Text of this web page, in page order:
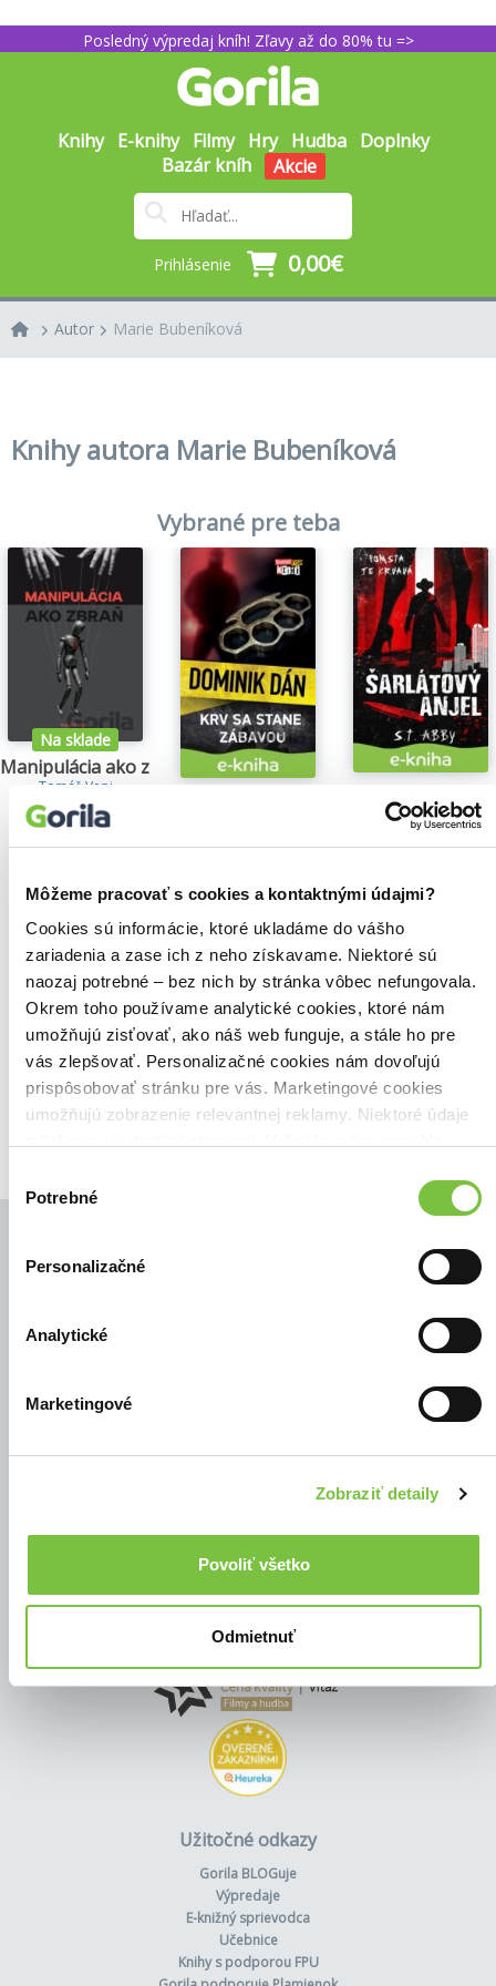
Môžeme pracovať s cookies a kontaktnými údajmi?
Cookies sú informácie, ktoré ukladáme do vášho
zariadenia a zase ich z neho získavame. Niektoré sú
naozaj potrebné – bez nich by stránka vôbec nefungovala.
Okrem toho používame analytické cookies, ktoré nám
umožňujú zisťovať, ako náš web funguje, a stále ho pre
vás zlepšovať. Personalizačné cookies nám dovoľujú
prispôsobovať stránku pre vás. Marketingové cookies
umožňujú zobrazenie relevantnej reklamy. Niektoré údaje
súhlasu
Potrebné
Personalizačné
Analytické
Marketingové
Zobraziť detaily
Povoliť všetko
Odmietnuť
Posledný výpredaj kníh! Zľavy až do 80% tu =>
Knihy E-knihy Filmy Hry Hudba Doplnky
Bazár kníh
Akcie
Prihlásenie 0,00€
Autor Marie Bubeníková
Knihy autora Marie Bubeníková
Vybrané pre teba
Na sklade
Manipulácia ako zbraň
Tomáš Vepi
15,79€
14,35€
Šarlátový anjel
S.T. Abby
5,84€
Našli sme0titulov
Zoradiť podľa:
Filtrovať
Užitočné odkazy
Gorila BLOGuje
Výpredaje
E-knižný sprievodca
Učebnice
Knihy s podporou FPU